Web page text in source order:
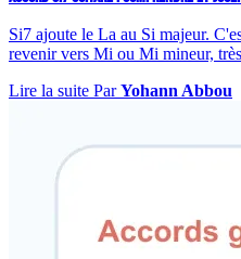
Si7 ajoute le La au Si majeur.
revenir vers Mi ou Mi mineur,
Lire la suite ParYohann Abbou